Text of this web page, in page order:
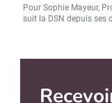
Pour Sophie Mayeur,
suit la DSN depuis ses